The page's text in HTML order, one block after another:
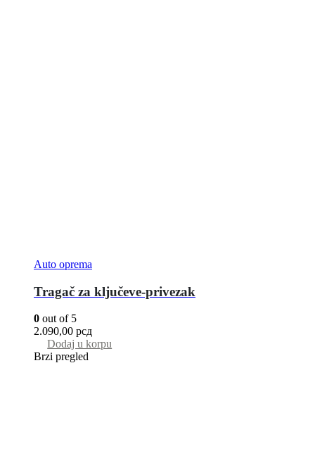
Auto oprema
Tragač za ključeve-privezak
0 out of 5
2.090,00 рсд
Dodaj u korpu
Brzi pregled